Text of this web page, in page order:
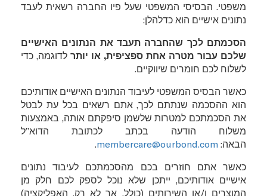
משפטי. הבסיסי המשפטי שעל פיו החברה רשאית לעבד
נתונים אישיים הוא כדלהלן:
הסכמתם לכך שהחברה תעבד את הנתונים האישיים
שלכם עבור מטרה אחת ספציפית, או יותר לדוגמה, כדי
לשלוח לכם חומרים שיווקיים.
כאשר הבסיס המשפטי לעיבוד הנתונים האישיים אודותיכם
הוא ההסכמה שנתתם לכך, אתם רשאים בכל עת לבטל
את הסכמתכם למטרות שלשמן סיפקתם אותה, באמצעות
משלוח הודעה בכתב לכתובת הדוא”ל
הבאה: membercare@ourbond.com
.
כאשר אתם חוזרים בכם מהסכמתכם לעיבוד נתונים
אישיים אודותיכם, ייתכן שלא נוכל לספק לכם חלק מן
המוצרים ו/או השירותים (כולל, אך לא רק, האפליקציה)